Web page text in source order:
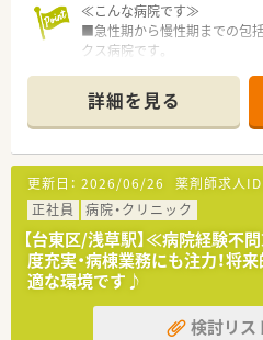
≪こんな病院です≫
■急性期から慢性期までの包
クス病院です。
■17時終了後、残業もほとん
できます。
■職員が仕事と子育てを両立
う、行動計画を策定しています
■女性の方が働きやすいよう
す。
≪業務内容≫
■入院患者様の調剤、監査、配
■注射（抗がん剤、ＴＰＮ混注
■病棟業務（各病棟に薬剤師を
■医薬品管理、医薬品情報管理
■各種委員会活動
詳細を見る
更新日： 2026/06/26 薬剤師求人ID
正社員
病院・クリニック
【台東区/浅草駅】≪病院経験
度充実・病棟業務にも注力！将
適な環境です♪
検討リス